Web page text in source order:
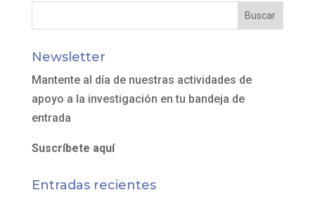
Newsletter
Mantente al día de nuestras actividades de
apoyo a la investigación en tu bandeja de
entrada
Suscríbete aquí
Entradas recientes